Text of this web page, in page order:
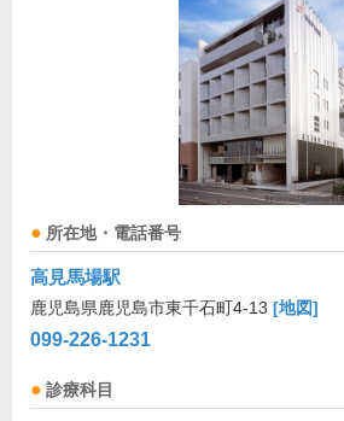
所在地・電話番号
高見馬場駅
鹿児島県鹿児島市東千石町4-13 [地図]
099-226-1231
診療科目